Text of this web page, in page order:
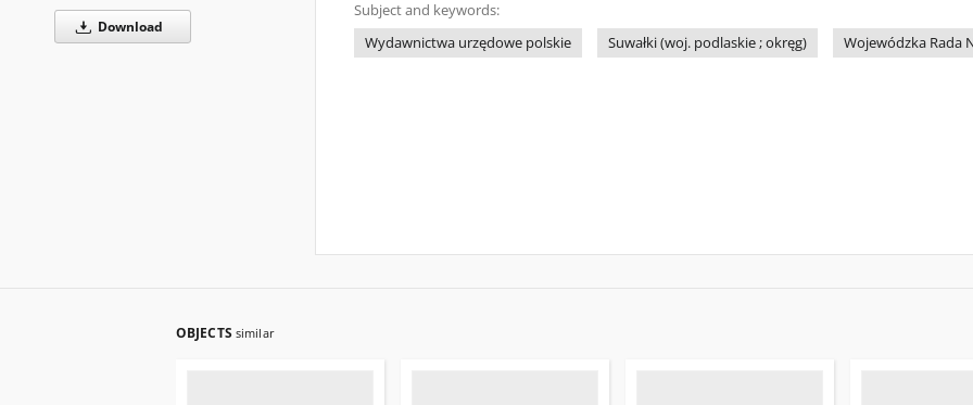
Download
Subject and keywords:
Wydawnictwa urzędowe polskie
Suwałki (woj. podlaskie ; okręg) Wojewódzka Rada
OBJECTS similar